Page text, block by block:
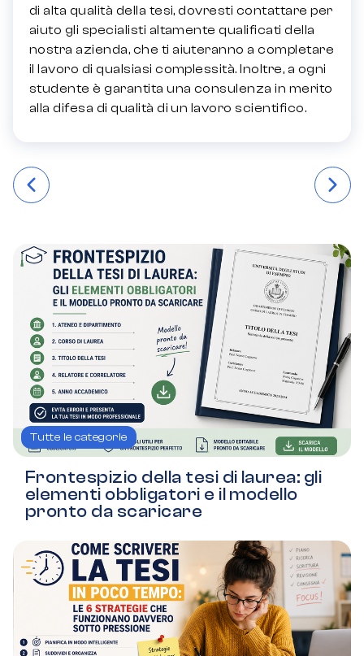
di alta qualità della tesi, dovresti contattare per
aiuto gli specialisti altamente qualificati della
nostra azienda, che ti aiuteranno a completare
il lavoro di qualsiasi complessità. Inoltre, a ogni
studente è garantita una consulenza in merito
alla difesa di qualità di un lavoro scientifico.
Навігація
записів
Tutte le categorie
Frontespizio della tesi di laurea: gli
elementi obbligatori e il modello
pronto da scaricare